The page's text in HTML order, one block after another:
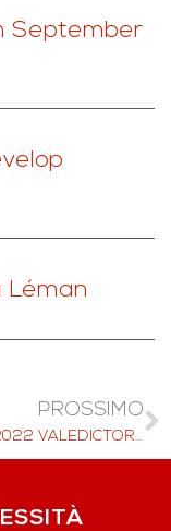
September
Léman
PROSSIMO
CLASSE 2022 VALEDICTORIAN RAGGIUNGE LA PERFEZIONE AGLI ESAMI IB, ATTERRA A YALE